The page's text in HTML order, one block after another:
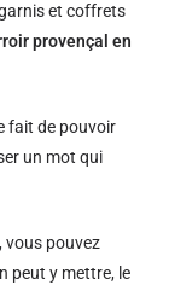
et coffrets
provençal en
fait de pouvoir
un mot qui
vous pouvez
peut y mettre, le